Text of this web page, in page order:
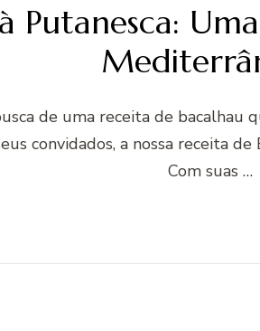
Putanesca:
de uma receita de bacalhau
convidados, a nossa receita
Com suas …